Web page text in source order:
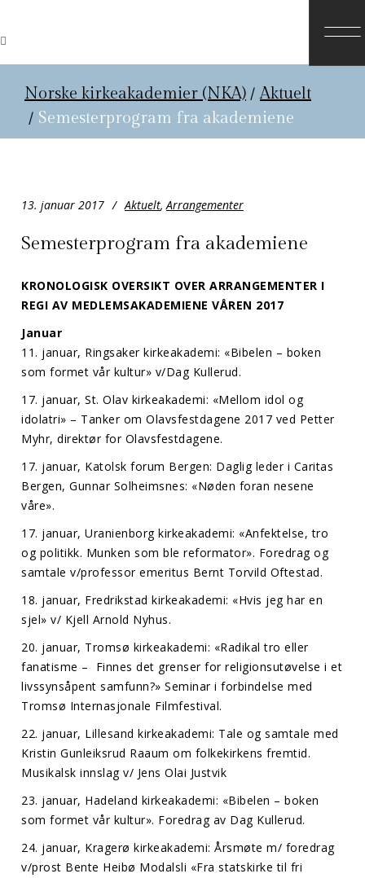
Norske kirkeakademier (NKA) /Aktuelt
/ Semesterprogram fra akademiene
13. januar 2017 Aktuelt,Arrangementer
Semesterprogram fra akademiene
KRONOLOGISK OVERSIKT OVER ARRANGEMENTER I
REGI AV MEDLEMSAKADEMIENE VÅREN 2017
Januar
11. januar, Ringsaker kirkeakademi: «Bibelen – boken
som formet vår kultur» v/Dag Kullerud.
17. januar, St. Olav kirkeakademi: «Mellom idol og
idolatri» – Tanker om Olavsfestdagene 2017 ved Petter
Myhr, direktør for Olavsfestdagene.
17. januar, Katolsk forum Bergen: Daglig leder i Caritas
Bergen, Gunnar Solheimsnes: «Nøden foran nesene
våre».
17. januar, Uranienborg kirkeakademi: «Anfektelse, tro
og politikk. Munken som ble reformator». Foredrag og
samtale v/professor emeritus Bernt Torvild Oftestad.
18. januar, Fredrikstad kirkeakademi: «Hvis jeg har en
sjel» v/ Kjell Arnold Nyhus.
20. januar, Tromsø kirkeakademi: «Radikal tro eller
fanatisme – Finnes det grenser for religionsutøvelse i et
livssynsåpent samfunn?» Seminar i forbindelse med
Tromsø Internasjonale Filmfestival.
22. januar, Lillesand kirkeakademi: Tale og samtale med
Kristin Gunleiksrud Raaum om folkekirkens fremtid.
Musikalsk innslag v/ Jens Olai Justvik
23. januar, Hadeland kirkeakademi: «Bibelen – boken
som formet vår kultur». Foredrag av Dag Kullerud.
24. januar, Kragerø kirkeakademi: Årsmøte m/ foredrag
v/prost Bente Heibø Modalsli «Fra statskirke til fri